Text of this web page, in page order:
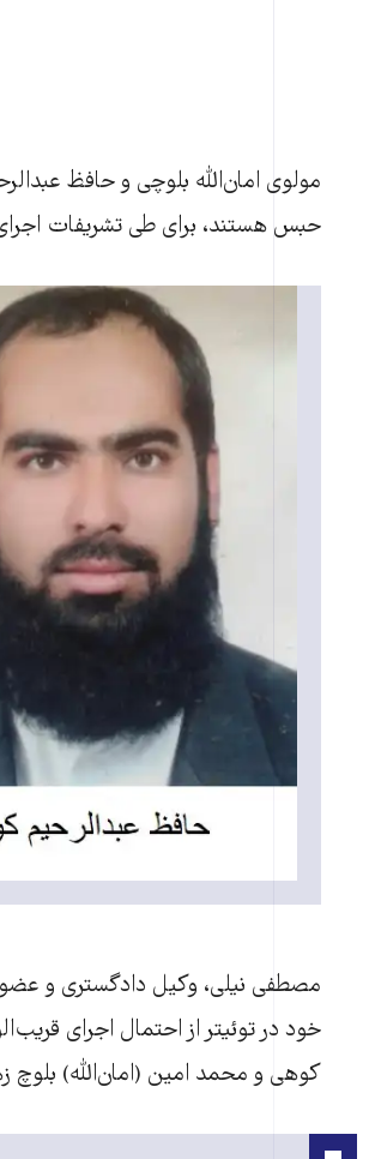
مولوی امان‌الله بلوچی و حافظ
حبس هستند، برای طی تشریفات
مصطفی نیلی، وکیل دادگستری و عضو
خود در توئیتر از احتمال اجرای
کوهی و محمد امین (امان‌الله) بلوچ